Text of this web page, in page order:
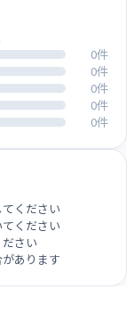
0件
0件
0件
0件
0件
ください
ください
さい
あります